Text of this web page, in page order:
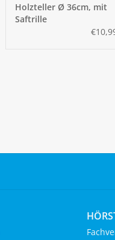
Holzteller Ø 36cm, mit
Saftrille